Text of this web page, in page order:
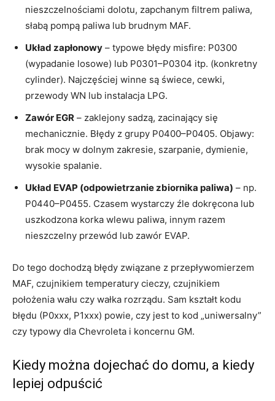
nieszczelnościami dolotu, zapchanym filtrem paliwa,
słabą pompą paliwa lub brudnym MAF.
Układ zapłonowy – typowe błędy misfire: P0300
(wypadanie losowe) lub P0301–P0304 itp. (konkretny
cylinder). Najczęściej winne są świece, cewki,
przewody WN lub instalacja LPG.
Zawór EGR – zaklejony sadzą, zacinający się
mechanicznie. Błędy z grupy P0400–P0405. Objawy:
brak mocy w dolnym zakresie, szarpanie, dymienie,
wysokie spalanie.
Układ EVAP (odpowietrzanie zbiornika paliwa) – np.
P0440–P0455. Czasem wystarczy źle dokręcona lub
uszkodzona korka wlewu paliwa, innym razem
nieszczelny przewód lub zawór EVAP.
Do tego dochodzą błędy związane z przepływomierzem
MAF, czujnikiem temperatury cieczy, czujnikiem
położenia wału czy wałka rozrządu. Sam kształt kodu
błędu (P0xxx, P1xxx) powie, czy jest to kod „uniwersalny”
czy typowy dla Chevroleta i koncernu GM.
Kiedy można dojechać do domu, a kiedy
lepiej odpuścić